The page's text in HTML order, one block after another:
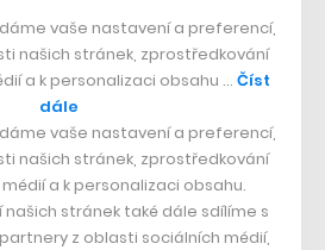
vaše nastavení a preferencí,
našich stránek, zprostředkování
a k personalizaci obsahu … Číst
dále
vaše nastavení a preferencí,
našich stránek, zprostředkování
a k personalizaci obsahu.
stránek také dále sdílíme s
z oblasti sociálních médií,